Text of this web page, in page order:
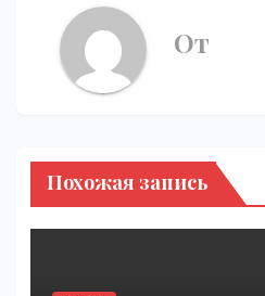
От
Похожая запись